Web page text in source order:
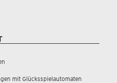
mit Glücksspielautomaten